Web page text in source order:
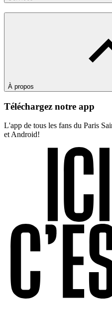
À propos
Téléchargez notre app
L'app de tous les fans du Paris
et Android!